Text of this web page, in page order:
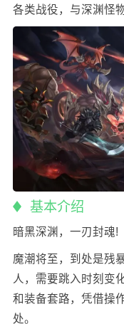
各类战役，与深渊怪
基本介绍
暗黑深渊，一刃封魂!
魔潮将至，到处是残
人，需要跳入时刻变
和装备套路，凭借操
处。